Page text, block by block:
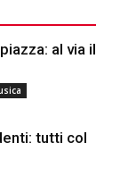
al via il
tutti col